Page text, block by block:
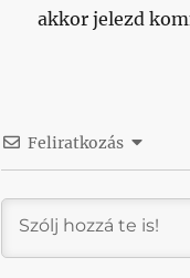
akkor jelezd
Feliratkozás